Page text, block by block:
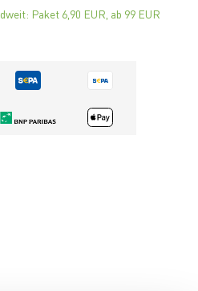
Paket 6,90 EUR, ab 99 EUR